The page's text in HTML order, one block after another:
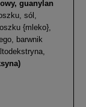
guanylan
sól,
{mleko},
barwnik